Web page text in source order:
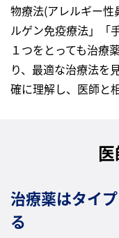
物療法(アレルギー
ルゲン免疫療法」「
１つをとっても治療
り、最適な治療法を
確に理解し、医師と
治療薬はタイ
る